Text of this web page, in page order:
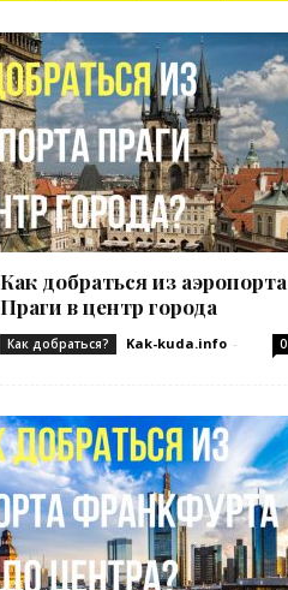
Как добраться из аэропорта
Праги в центр города
Как добраться? Kak-kuda.info - 0